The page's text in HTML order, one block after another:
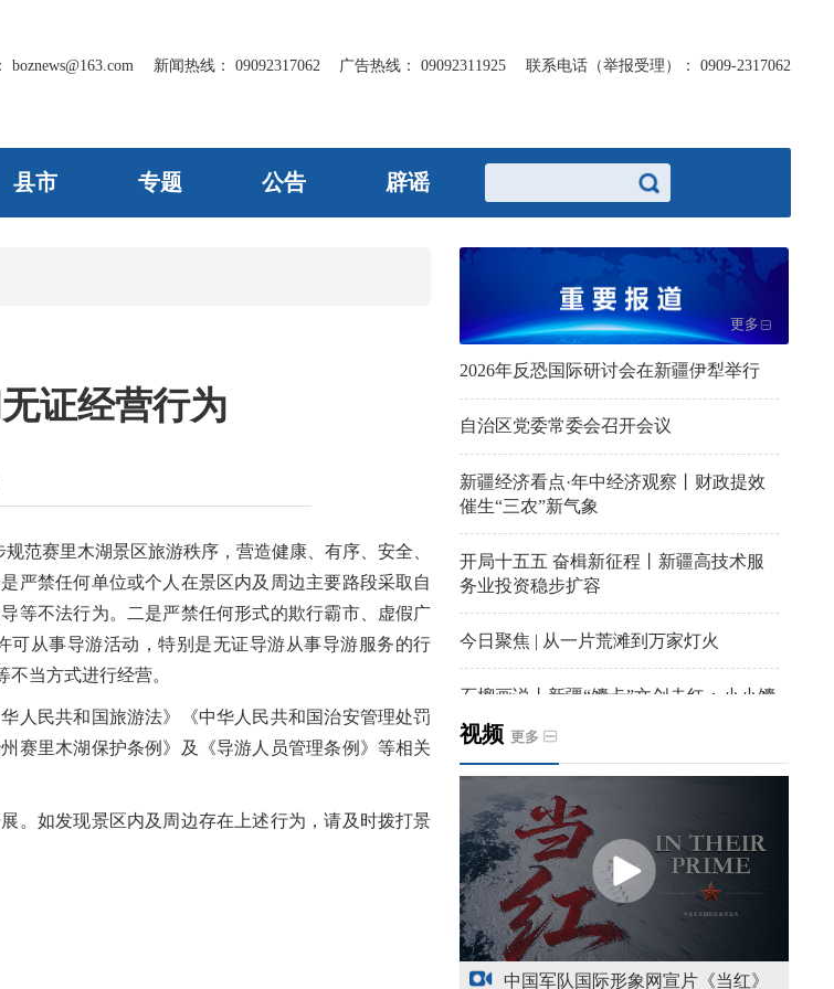
boznews@163.com 新闻热线： 09092317062 广告热线：09092311925 联系电话（举报受理）： 0909-2317062
县市 专题 公告 辟谣
证经营行为
赛里木湖景区旅游秩序，营造健康、有序、安全、
严禁任何单位或个人在景区内及周边主要路段采取自
等不法行为。二是严禁任何形式的欺行霸市、虚假广
从事导游活动，特别是无证导游从事导游服务的行
当方式进行经营。
民共和国旅游法》《中华人民共和国治安管理处罚
赛里木湖保护条例》及《导游人员管理条例》等相关
如发现景区内及周边存在上述行为，请及时拨打景
更多
2026年反恐国际研讨会在新疆伊犁举行
自治区党委常委会召开会议
新疆经济看点·年中经济观察丨财政提效
催生“三农”新气象
开局十五五 奋楫新征程丨新疆高技术服
务业投资稳步扩容
今日聚焦 | 从一片荒滩到万家灯火
石榴画说丨新疆“馕卡”文创走红：小小馕
饼变身城市文旅IP名片
天山观察丨暑期AI研学热，孩子们究竟学
到什么
给祖国“镶金边”！G219+G331描绘新疆风
光与发展新画卷
新疆多点发力完善水利基础设施
视频 更多
中国军队国际形象网宣片《当红》